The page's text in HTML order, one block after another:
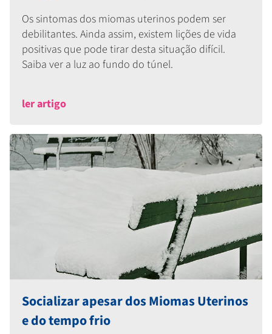
Os sintomas dos miomas uterinos podem ser
debilitantes. Ainda assim, existem lições de vida
positivas que pode tirar desta situação difícil.
Saiba ver a luz ao fundo do túnel.
ler artigo
Socializar apesar dos Miomas Uterinos
e do tempo frio